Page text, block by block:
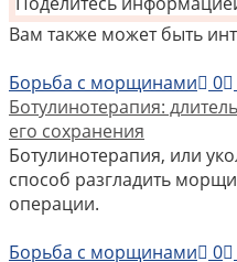
Вам также может быть
Борьба с морщинами
0
Ботулинотерапия:
его сохранения
Ботулинотерапия, или
способ разгладить
операции.
Борьба с морщинами
0